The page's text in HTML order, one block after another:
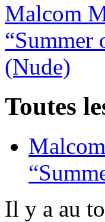
Malcom
“Summer
(Nude)
Toutes
Il y a au